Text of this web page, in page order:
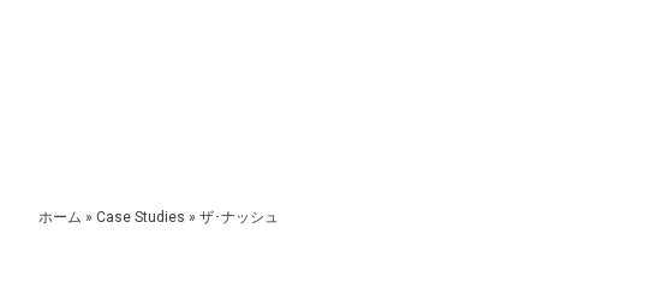
ホーム » Case Studies » ザ･ナッシュ